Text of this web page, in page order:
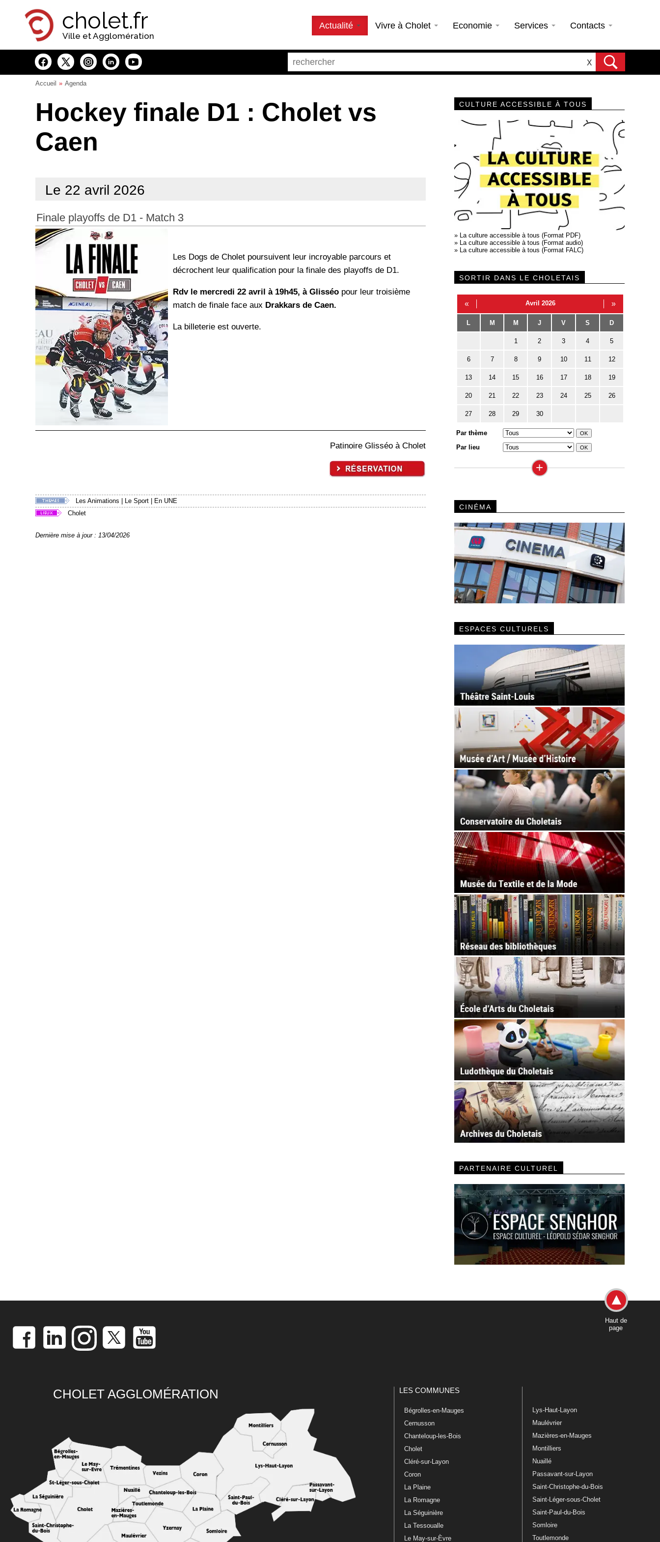
cholet.fr
Ville et Agglomération
Actualité Vivre à Cholet Economie Services Contacts
X
Accueil Agenda
Hockey finale D1 : Cholet vs
Caen
Le 22 avril 2026
Finale playoffs de D1 - Match 3
Les Dogs de Cholet poursuivent leur incroyable parcours et
décrochent leur qualification pour la finale des playoffs de D1.
Rdv le mercredi 22 avril à 19h45, à Glisséo pour leur troisième
match de finale face aux Drakkars de Caen.
La billeterie est ouverte.
Patinoire Glisséo à Cholet
Les Animations Le Sport
En UNE
Cholet
Dernière mise à jour : 13/04/2026
CULTURE ACCESSIBLE À TOUS
» La culture accessible à tous (Format PDF)
» La culture accessible à tous (Format audio)
» La culture accessible à tous (Format FALC)
SORTIR DANS LE CHOLETAIS
« Avril 2026 »
L M M J V S D
1 2 3 4 5
6 7 8 9 10 11 12
13 14 15 16 17 18 19
20 21 22 23 24 25 26
27 28 29 30
Par thème
Par lieu
+
CINÉMA
ESPACES CULTURELS
PARTENAIRE CULTUREL
Haut de
page
CHOLET AGGLOMÉRATION LES COMMUNES
Bégrolles-en-Mauges
Cernusson
Chanteloup-les-Bois
Cholet
Cléré-sur-Layon
Coron
La Plaine
La Romagne
La Séguinière
La Tessoualle
Le May-sur-Èvre
Lys-Haut-Layon
Maulévrier
Mazières-en-Mauges
Montilliers
Nuaillé
Passavant-sur-Layon
Saint-Christophe-du-Bois
Saint-Léger-sous-Cholet
Saint-Paul-du-Bois
Somloire
Toutlemonde